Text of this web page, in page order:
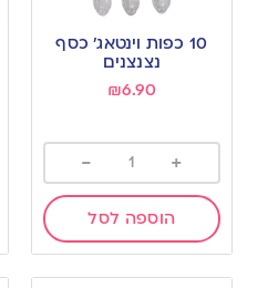
10 כפות וינטאג’ כסף
נצנצנים
₪6.90
+
-
הוספה לסל